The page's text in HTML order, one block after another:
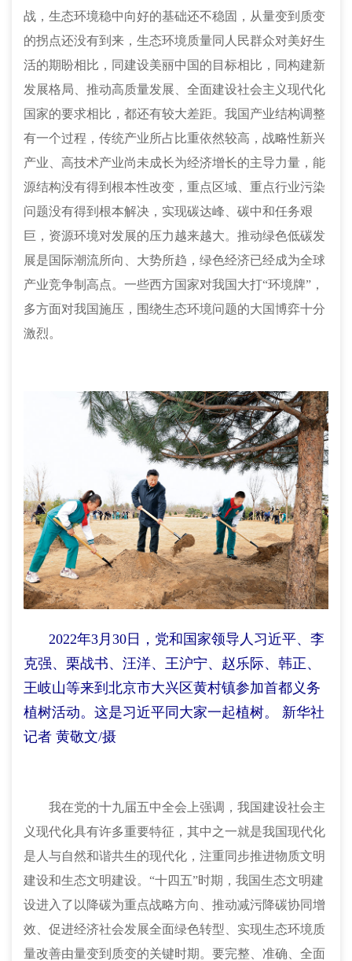
战，生态环境稳中向好的基础还不稳固，从量变到质变
的拐点还没有到来，生态环境质量同人民群众对美好生
活的期盼相比，同建设美丽中国的目标相比，同构建新
发展格局、推动高质量发展、全面建设社会主义现代化
国家的要求相比，都还有较大差距。我国产业结构调整
有一个过程，传统产业所占比重依然较高，战略性新兴
产业、高技术产业尚未成长为经济增长的主导力量，能
源结构没有得到根本性改变，重点区域、重点行业污染
问题没有得到根本解决，实现碳达峰、碳中和任务艰
巨，资源环境对发展的压力越来越大。推动绿色低碳发
展是国际潮流所向、大势所趋，绿色经济已经成为全球
产业竞争制高点。一些西方国家对我国大打“环境牌”，
多方面对我国施压，围绕生态环境问题的大国博弈十分
激烈。
2022年3月30日，党和国家领导人习近平、李
克强、栗战书、汪洋、王沪宁、赵乐际、韩正、
王岐山等来到北京市大兴区黄村镇参加首都义务
植树活动。这是习近平同大家一起植树。 新华社
记者 黄敬文/摄
我在党的十九届五中全会上强调，我国建设社会主
义现代化具有许多重要特征，其中之一就是我国现代化
是人与自然和谐共生的现代化，注重同步推进物质文明
建设和生态文明建设。 “十四五”时期，我国生态文明建
设进入了以降碳为重点战略方向、推动减污降碳协同增
效、促进经济社会发展全面绿色转型、实现生态环境质
量改善由量变到质变的关键时期。要完整、准确、全面